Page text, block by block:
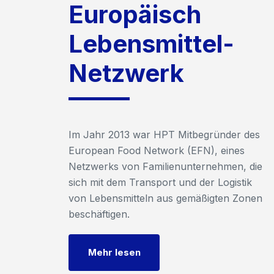
Europäisch
Lebensmittel-
Netzwerk
Im Jahr 2013 war HPT Mitbegründer des
European Food Network (EFN), eines
Netzwerks von Familienunternehmen, die
sich mit dem Transport und der Logistik
von Lebensmitteln aus gemäßigten Zonen
beschäftigen.
Mehr lesen